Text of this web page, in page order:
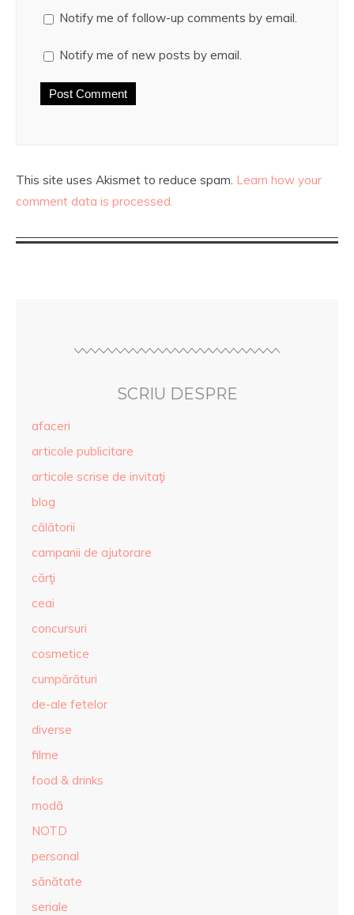
Notify me of follow-up comments by email.
Notify me of new posts by email.
This site uses Akismet to reduce spam. Learn how your
comment data is processed.
SCRIU DESPRE
afaceri
articole publicitare
articole scrise de invitaţi
blog
călătorii
campanii de ajutorare
cărţi
ceai
concursuri
cosmetice
cumpărături
de-ale fetelor
diverse
filme
food & drinks
modă
NOTD
personal
sănătate
seriale